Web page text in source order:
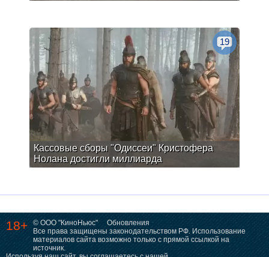
Кассовые сборы "Одиссеи" Кристофера
Нолана достигли миллиарда
19
18+ © ООО "КиноНьюс"
Обновления
Все права защищены законодательством РФ. Использование
материалов сайта возможно только с прямой ссылкой на
источник.